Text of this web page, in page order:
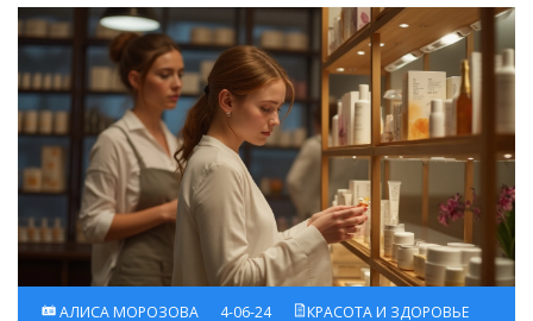
АЛИСА МОРОЗОВА 4-06-24 КРАСОТА И ЗДОРОВЬЕ